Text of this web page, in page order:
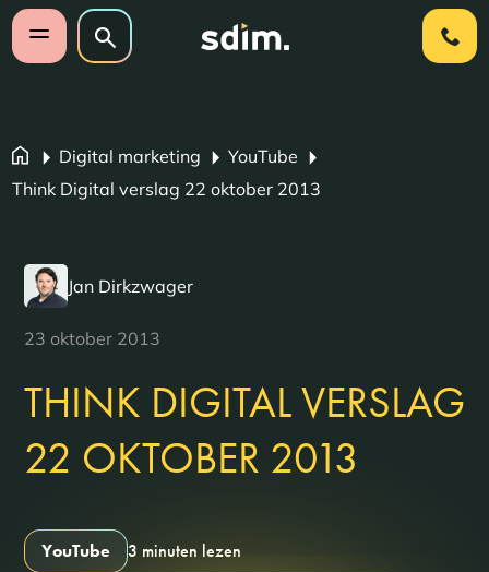
Navigatie overslaan
Open mobiel menu
Zoeken op website
Zoeken
Digital marketing
YouTube
Think Digital verslag 22 oktober 2013
Jan Dirkzwager
23 oktober 2013
THINK DIGITAL VERSLAG
22 OKTOBER 2013
YouTube 3 minuten lezen